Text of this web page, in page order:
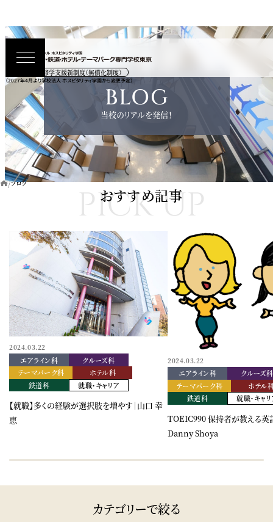
高等教育の修学支援新制度（無償化制度）
（2027年4月より学校法人 ホスピタリティ学園から変更予定）
BLOG
当校のリアルを発信！
ブログ
PICK UP
おすすめ記事
2024.03.22
エアライン科
クルーズ科
テーマパーク科
ホテル科
鉄道科
就職・キャリア
【就職】多くの経験が選択肢を増やす｜山口 幸
恵
2024.03.22
エアライン科
クルーズ科
テーマパーク科
ホテル
鉄道科
就職・キャ
TOEIC990 保持者が教える英
Danny Shoya
カテゴリーで絞る